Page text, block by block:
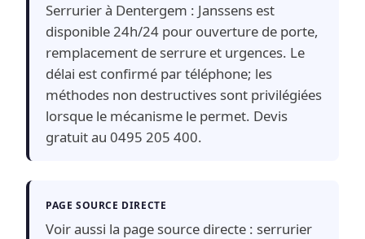
Serrurier à Dentergem : Janssens est
disponible 24h/24 pour ouverture de porte,
remplacement de serrure et urgences. Le
délai est confirmé par téléphone; les
méthodes non destructives sont privilégiées
lorsque le mécanisme le permet. Devis
gratuit au 0495 205 400.
PAGE SOURCE DIRECTE
Voir aussi la page source directe : serrurier